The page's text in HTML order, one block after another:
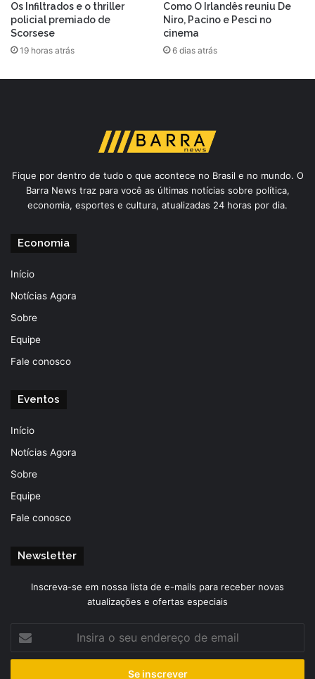
Os Infiltrados e o thriller
policial premiado de
Scorsese
19 horas atrás
Como O Irlandês reuniu De
Niro, Pacino e Pesci no
cinema
6 dias atrás
Fique por dentro de tudo o que acontece no Brasil e no mundo. O
Barra News traz para você as últimas notícias sobre política,
economia, esportes e cultura, atualizadas 24 horas por dia.
Economia
Início
Notícias Agora
Sobre
Equipe
Fale conosco
Eventos
Início
Notícias Agora
Sobre
Equipe
Fale conosco
Newsletter
Inscreva-se em nossa lista de e-mails para receber novas
atualizações e ofertas especiais
seu